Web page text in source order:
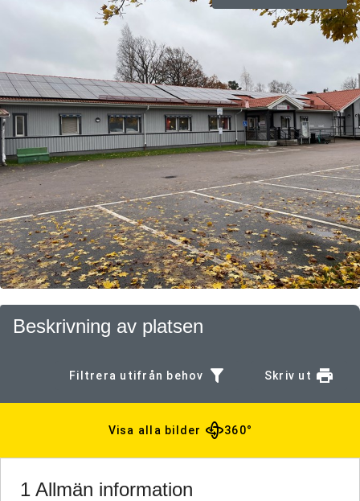
Beskrivning av platsen
Filtrera utifrån behov Skriv ut
Visa alla bilder 360°
1 Allmän information